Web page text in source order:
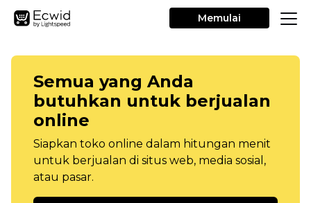
Memulai
Semua yang Anda
butuhkan untuk berjualan
online
Siapkan toko online dalam hitungan menit
untuk berjualan di situs web, media sosial,
atau pasar.